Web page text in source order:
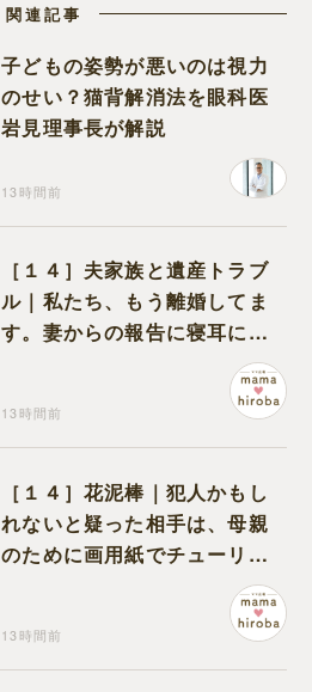
関連記事
子どもの姿勢が悪いのは視力
のせい？猫背解消法を眼科医
岩見理事長が解説
13時間前
［１４］夫家族と遺産トラブ
ル｜私たち、もう離婚してま
す。妻からの報告に寝耳に水
13時間前
［１４］花泥棒｜犯人かもし
れないと疑った相手は、母親
のために画用紙でチューリッ
プを作っていただけだった
13時間前